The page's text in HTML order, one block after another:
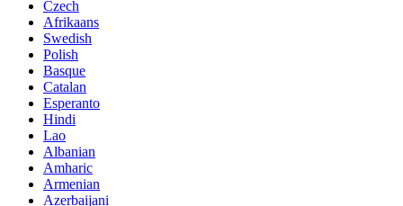
Czech
Afrikaans
Swedish
Polish
Basque
Catalan
Esperanto
Hindi
Lao
Albanian
Amharic
Armenian
Azerbaijani